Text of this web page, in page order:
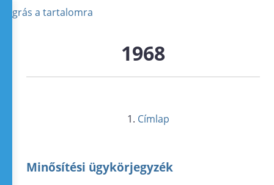
Ugrás a tartalomra
1968
Címlap
Minősítési ügykörjegyzék